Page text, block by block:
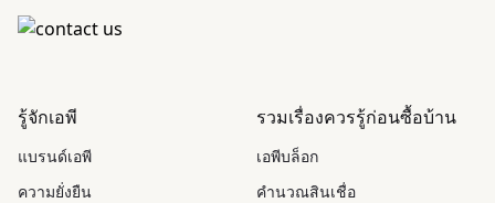
รู้จักเอพี
แบรนด์เอพี
ความยั่งยืน
รวมเรื่องควรรู้ก่อนซื้อบ้าน
เอพีบล็อก
คำนวณสินเชื่อ